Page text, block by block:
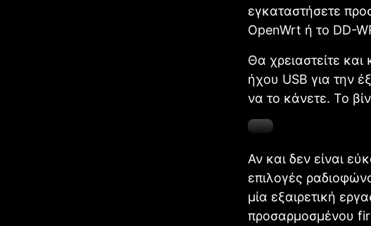
εγκαταστήσετε
OpenWrt ή το DD-
Θα χρειαστείτε
ήχου USB για την
να το κάνετε. Το
Αν και δεν είναι
επιλογές
μία εξαιρετική
προσαρμοσμένου